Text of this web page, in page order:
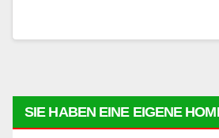
SIE HABEN EINE EIGENE